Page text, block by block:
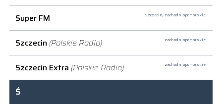
Super FM Szczecin, zachodniopomorskie
Szczecin (Polskie Radio) zachodniopomorskie
Szczecin Extra (Polskie Radio) zachodniopomorskie
Ś